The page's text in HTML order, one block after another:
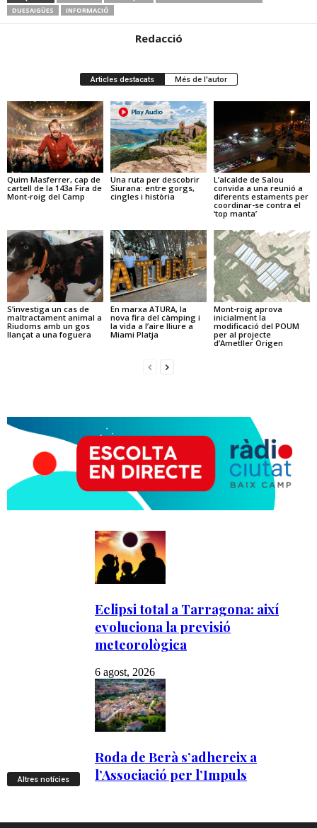
DUESAIGÜES
INFORMACIÓ
Redacció
Articles destacats Més de l'autor
Quim Masferrer, cap de
cartell de la 143a Fira de
Mont-roig del Camp
Una ruta per descobrir
Siurana: entre gorgs,
cingles i història
L’alcalde de Salou
convida a una reunió a
diferents estaments per
coordinar-se contra el
‘top manta’
S’investiga un cas de
maltractament animal a
Riudoms amb un gos
llançat a una foguera
En marxa ATURA, la
nova fira del càmping i
la vida a l’aire lliure a
Miami Platja
Mont-roig aprova
inicialment la
modificació del POUM
per al projecte
d’Ametller Origen
Altres notícies